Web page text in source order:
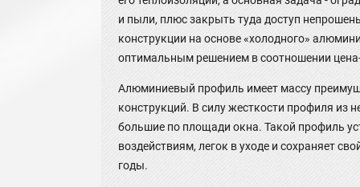
и пыли, плюс закрыть туда доступ
конструкции на основе «холодного»
оптимальным решением в соотношении
Алюминиевый профиль имеет массу
конструкций. В силу жесткости профиля из
большие по площади окна. Такой профиль
воздействиям, легок в уходе и сохраняет
годы.